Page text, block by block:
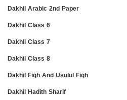
Dakhil Arabic 2nd Paper
Dakhil Class 6
Dakhil Class 7
Dakhil Class 8
Dakhil Fiqh And Usulul Fiqh
Dakhil Hadith Sharif